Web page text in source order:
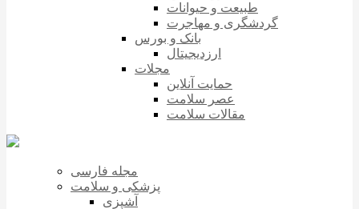
طبیعت و حیوانات
گردشگری و مهاجرت
بانک و بورس
ارزدیجیتال
مجلات
حمایت آنلاین
عصر سلامت
مقالات سلامت
مجله فارسی
پزشکی و سلامت
آشپزی